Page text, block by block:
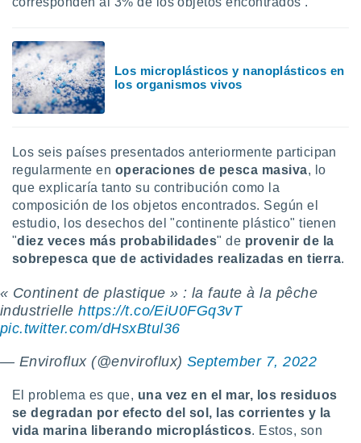
perfiles
utilizar
crear un
contenido
medir el
de la
del
de
o a través
de
de
uso de
con el
Los microplásticos y nanoplásticos en
los organismos vivos
Los seis países presentados anteriormente participan
regularmente en operaciones de pesca masiva, lo
que explicaría tanto su contribución como la
composición de los objetos encontrados. Según el
estudio, los desechos del "continente plástico" tienen
"diez veces más probabilidades" de provenir de la
sobrepesca que de actividades realizadas en tierra.
« Continent de plastique » : la faute à la pêche
industriellehttps://t.co/EiU0FGq3vT
pic.twitter.com/dHsxBtul36
— Enviroflux (@enviroflux) September 7, 2022
El problema es que, una vez en el mar, los residuos
se degradan por efecto del sol, las corrientes y la
vida marina liberando microplásticos. Estos, son